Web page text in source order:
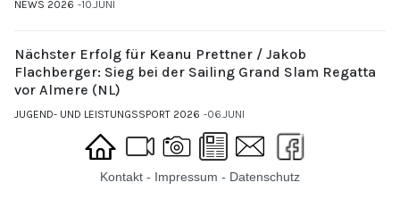
NEWS 2026 10.JUNI
Nächster Erfolg für Keanu Prettner / Jakob
Flachberger: Sieg bei der Sailing Grand Slam Regatta
vor Almere (NL)
JUGEND- UND LEISTUNGSSPORT 2026 06.JUNI
Kontakt - Impressum - Datenschutz